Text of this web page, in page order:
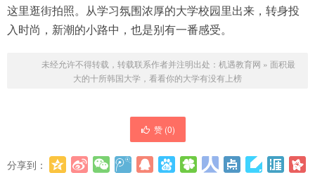
这里逛街拍照。从学习氛围浓厚的大学校园里出来，转身投
入时尚，新潮的小路中，也是别有一番感受。
未经允许不得转载，转载联系作者并注明出处： 机遇教育网 » 面积最
大的十所韩国大学，看看你的大学有没有上榜
赞 (0)
分享到：